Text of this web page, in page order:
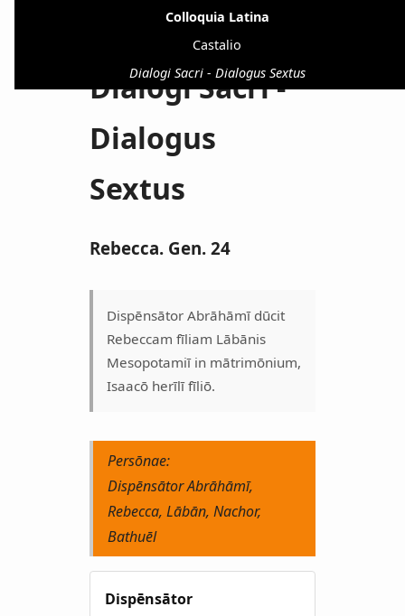
Colloquia Latina
Castalio
Dialogi Sacri - Dialogus Sextus
Dialogi Sacri -
Dialogus
Sextus
Rebecca. Gen. 24
Dispēnsātor Abrāhāmī dūcit
Rebeccam fīliam Lābānis
Mesopotamiī in mātrimōnium,
Isaacō herīlī fīliō.
Persōnae:
Dispēnsātor Abrāhāmī,
Rebecca, Lābān, Nachor,
Bathuēl
Dispēnsātor